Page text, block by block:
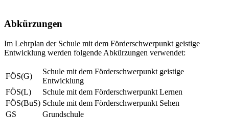
Abkürzungen
Im Lehrplan der Schule mit dem Förderschwerpunkt geistige
Entwicklung werden folgende Abkürzungen verwendet:
FÖS(G)
Schule mit dem Förderschwerpunkt geistige
Entwicklung
FÖS(L)
Schule mit dem Förderschwerpunkt Lernen
FÖS(BuS) Schule mit dem Förderschwerpunkt Sehen
GS
Grundschule